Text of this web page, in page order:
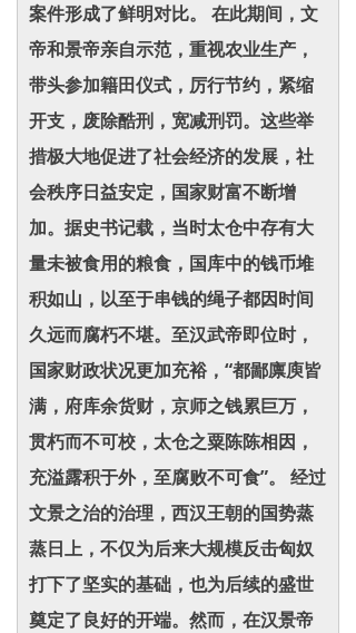
案件形成了鲜明对比。 在此期间，文
帝和景帝亲自示范，重视农业生产，
带头参加籍田仪式，厉行节约，紧缩
开支，废除酷刑，宽减刑罚。这些举
措极大地促进了社会经济的发展，社
会秩序日益安定，国家财富不断增
加。据史书记载，当时太仓中存有大
量未被食用的粮食，国库中的钱币堆
积如山，以至于串钱的绳子都因时间
久远而腐朽不堪。至汉武帝即位时，
国家财政状况更加充裕，“都鄙廪庾皆
满，府库余货财，京师之钱累巨万，
贯朽而不可校，太仓之粟陈陈相因，
充溢露积于外，至腐败不可食”。 经过
文景之治的治理，西汉王朝的国势蒸
蒸日上，不仅为后来大规模反击匈奴
打下了坚实的基础，也为后续的盛世
奠定了良好的开端。然而，在汉景帝